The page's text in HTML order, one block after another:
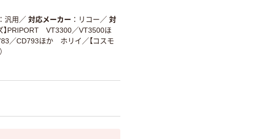
汎用 ／ 対応メーカー リコー ／ 対
PRIPORT VT3300／VT3500ほ
／CD793ほか ホリイ／【コスモ